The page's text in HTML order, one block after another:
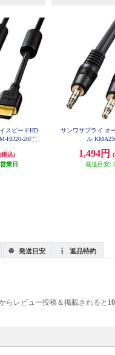
スピードHD
HD20-20FC
(税込)
業日
サンワサプライ オ
ル
1,494円
発送目安:
発送目安 返品特約
らレビュー投稿＆掲載されると